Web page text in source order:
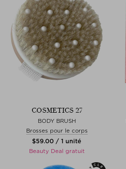
COSMETICS 27
BODY BRUSH
Brosses pour le corps
$‌59.00 / 1 unité
Beauty Deal gratuit